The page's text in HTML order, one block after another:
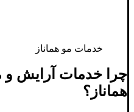
خدمات مو هماناز
چرا خدمات آرایش و
هماناز؟